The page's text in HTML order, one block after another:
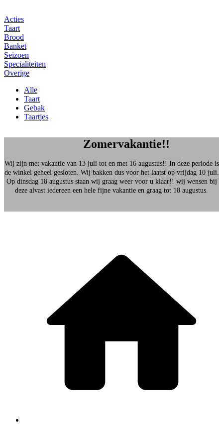
Acties
Taart
Brood
Banket
Seizoen
Specialiteiten
Overige
Alle
Taart
Gebak
Taartjes
Zomervakantie!!
Wij zijn met vakantie van 13 juli tot en met 16 augustus!! In deze periode is
de winkel geheel gesloten. Wij bakken dus voor het laatst op vrijdag 10 juli.
Op dinsdag 18 augustus staan wij graag weer voor u klaar!! wij wensen bij
deze alvast iedereen een hele fijne vakantie en graag tot 18 augustus.